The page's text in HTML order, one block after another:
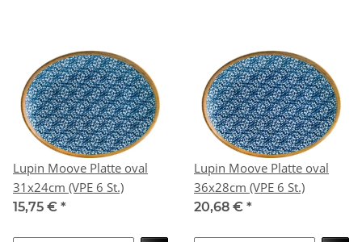
Lupin Moove Platte oval
31x24cm (VPE 6 St.)
15,75 € *
Lupin Moove Platte oval
36x28cm (VPE 6 St.)
20,68 € *